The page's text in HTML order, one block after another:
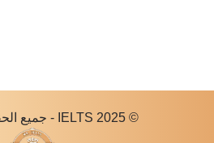
© 2025 IELTS - جميع الحقوق محفوظة.